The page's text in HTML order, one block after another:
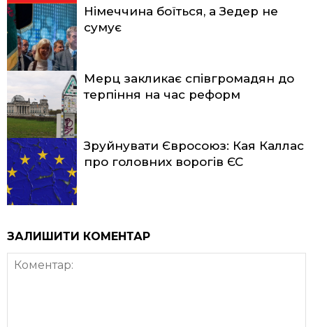
Німеччина боїться, а Зедер не
сумує
Мерц закликає співгромадян до
терпіння на час реформ
Зруйнувати Євросоюз: Кая Каллас
про головних ворогів ЄС
ЗАЛИШИТИ КОМЕНТАР